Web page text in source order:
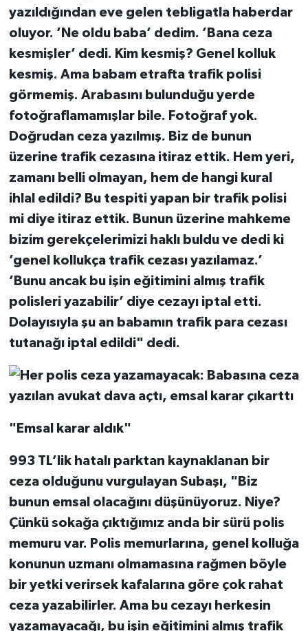
yazıldığından eve gelen tebligatla haberdar
oluyor. ’Ne oldu baba’ dedim. ’Bana ceza
kesmişler’ dedi. Kim kesmiş? Genel kolluk
kesmiş. Ama babam etrafta trafik polisi
görmemiş. Arabasını bulunduğu yerde
fotoğraflamamışlar bile. Fotoğraf yok.
Doğrudan ceza yazılmış. Biz de bunun
üzerine trafik cezasına itiraz ettik. Hem yeri,
zamanı belli olmayan, hem de hangi kural
ihlal edildi? Bu tespiti yapan bir trafik polisi
mi diye itiraz ettik. Bunun üzerine mahkeme
bizim gerekçelerimizi haklı buldu ve dedi ki
’genel kollukça trafik cezası yazılamaz.’
’Bunu ancak bu işin eğitimini almış trafik
polisleri yazabilir’ diye cezayı iptal etti.
Dolayısıyla şu an babamın trafik para cezası
tutanağı iptal edildi" dedi.
"Emsal karar aldık"
993 TL’lik hatalı parktan kaynaklanan bir
ceza olduğunu vurgulayan Subaşı, "Biz
bunun emsal olacağını düşünüyoruz. Niye?
Çünkü sokağa çıktığımız anda bir sürü polis
memuru var. Polis memurlarına, genel kolluğa
konunun uzmanı olmamasına rağmen böyle
bir yetki verirsek kafalarına göre çok rahat
ceza yazabilirler. Ama bu cezayı herkesin
yazamayacağı, bu işin eğitimini almış trafik